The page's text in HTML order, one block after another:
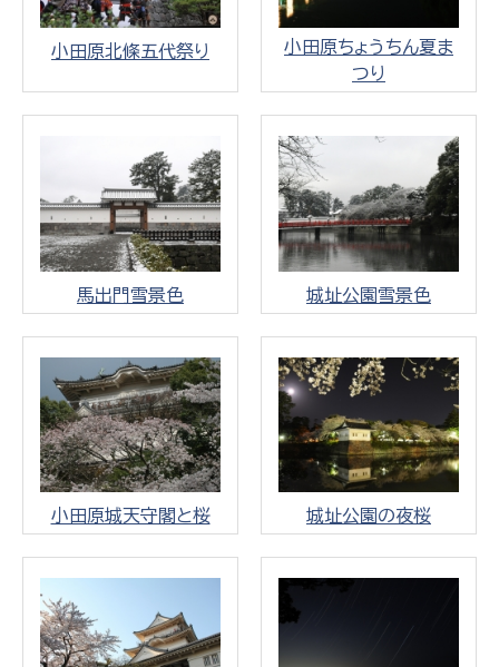
小田原北條五代祭り
小田原ちょうちん夏ま
つり
馬出門雪景色 城址公園雪景色
小田原城天守閣と桜 城址公園の夜桜